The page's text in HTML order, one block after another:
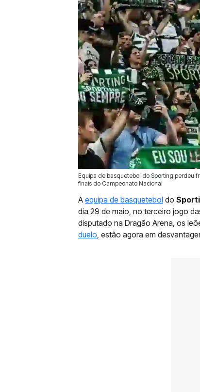
Equipa de basquetebol do Sporting perdeu
finais do Campeonato Nacional
29 Mai 2026 | 21:57 | 0
A equipa de basquetebol do
dia 29 de maio, no terceiro jogo
disputado na Dragão Arena, os
duelo , estão agora em